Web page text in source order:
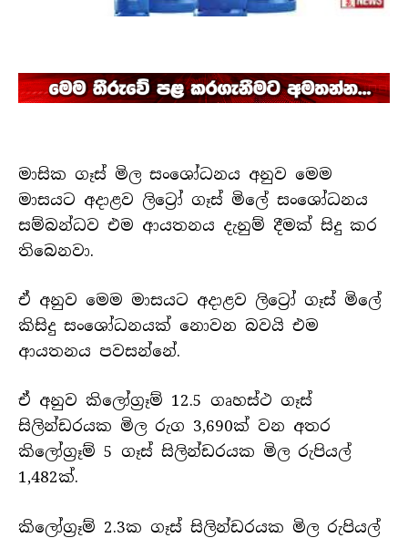
මාසික ගෑස් මිල සංශෝධනය අනුව මෙම
මාසයට අදාළව ලිට්‍රෝ ගෑස් මිලේ සංශෝධනය
සම්බන්ධව එම ආයතනය දැනුම් දීමක් සිදු කර
තිබෙනවා.
ඒ අනුව මෙම මාසයට අදාළව ලිට්‍රෝ ගෑස් මිලේ
කිසිදු සංශෝධනයක් නොවන බවයි එම
ආයතනය පවසන්නේ.
ඒ අනුව කිලෝග්‍රෑම් 12.5 ගෘහස්ථ ගෑස්
සිලින්ඩරයක මිල රුග 3,690ක් වන අතර
කිලෝග්‍රෑම් 5 ගෑස් සිලින්ඩරයක මිල රුපියල්
1,482ක්.
කිලෝග්‍රෑම් 2.3ක ගෑස් සිලින්ඩරයක මිල රුපියල්